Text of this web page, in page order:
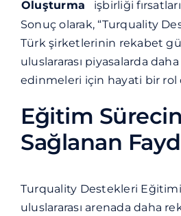
Oluşturma
işbirliği fırsatları
Sonuç olarak, “Turquality
Türk şirketlerinin rekabet
uluslararası piyasalarda
edinmeleri için hayati bir rol
Eğitim
Sağlanan
Turquality Destekleri
uluslararası arenada daha